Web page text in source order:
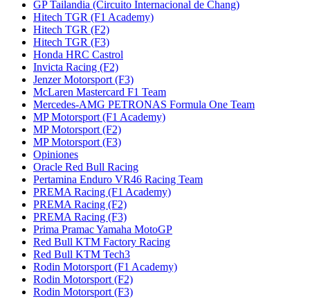
GP Tailandia (Circuito Internacional de Chang)
Hitech TGR (F1 Academy)
Hitech TGR (F2)
Hitech TGR (F3)
Honda HRC Castrol
Invicta Racing (F2)
Jenzer Motorsport (F3)
McLaren Mastercard F1 Team
Mercedes-AMG PETRONAS Formula One Team
MP Motorsport (F1 Academy)
MP Motorsport (F2)
MP Motorsport (F3)
Opiniones
Oracle Red Bull Racing
Pertamina Enduro VR46 Racing Team
PREMA Racing (F1 Academy)
PREMA Racing (F2)
PREMA Racing (F3)
Prima Pramac Yamaha MotoGP
Red Bull KTM Factory Racing
Red Bull KTM Tech3
Rodin Motorsport (F1 Academy)
Rodin Motorsport (F2)
Rodin Motorsport (F3)